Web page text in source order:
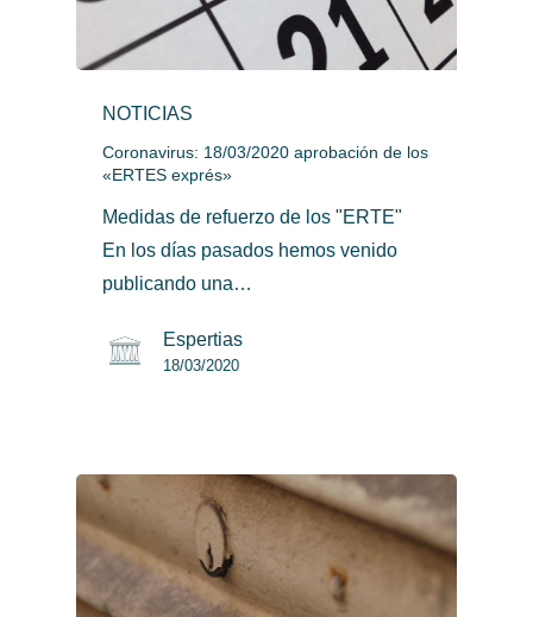
NOTICIAS
Coronavirus: 18/03/2020 aprobación de los
«ERTES exprés»
Medidas de refuerzo de los "ERTE"
En los días pasados hemos venido
publicando una…
Espertias
18/03/2020